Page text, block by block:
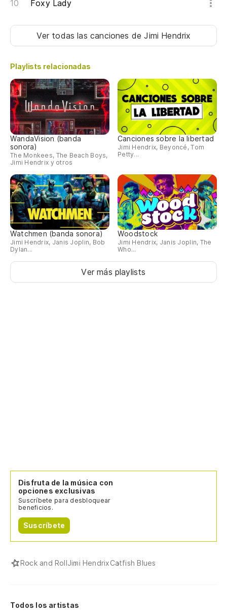
Foxy Lady
Ver todas las canciones de Jimi Hendrix
Playlists relacionadas
WandaVision (banda
sonora)
The Monkees, The Beach Boys,
Jimi Hendrix y otros
Canciones sobre la libertad
Jimi Hendrix, Beyoncé, Tom
Petty...
Watchmen (banda sonora)
Jimi Hendrix, Janis Joplin, Bob
Dylan...
Woodstock
Jimi Hendrix, Janis Joplin, The
Who...
Ver más playlists
Disfruta de la música con
opciones exclusivas
Suscríbete para desbloquear
beneficios.
Suscríbete
Rock and RollJimi HendrixCatfish Blues
Todos los artistas